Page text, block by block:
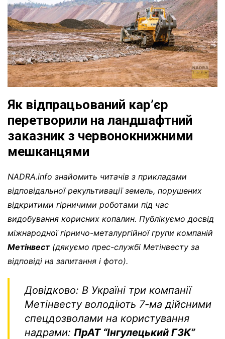
Як відпрацьований кар’єр
перетворили на ландшафтний
заказник з червонокнижними
мешканцями
NADRA.info знайомить читачів з прикладами
відповідальної рекультивації земель, порушених
відкритими гірничими роботами під час
видобування корисних копалин. Публікуємо досвід
міжнародної гірничо-металургійної групи компаній
Метінвест (дякуємо прес-службі Метінвесту за
відповіді на запитання і фото).
Довідково: В Україні три компанії
Метінвесту володіють 7-ма дійсними
спецдозволами на користування
надрами: ПрАТ “Інгулецький ГЗК”